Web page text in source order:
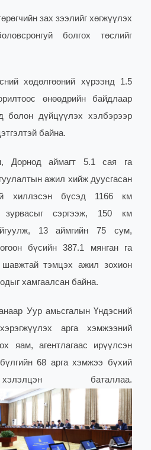
зах зээлийг хөгжүүлэх
болгох төслийг
хөдөлгөөний хүрээнд 1.5
өнөөдрийн байдлаар
болон дүйцүүлэх хэлбэрээр
байна.
Дорнод аймагт 5.1 сая га
ажил хийж дуусгасан
хиллэсэн бүсэд 1166 км
зурвасыг сэргээж, 150 км
13 аймгийн 75 сум,
бүсийн 387.1 мянган га
тэмцэх ажил зохион
хамгаалсан байна.
Уур амьсгалын Үндэсний
арга хэмжээний
яам, агентлагаас ирүүлсэн
68 арга хэмжээ бүхий
баталлаа.